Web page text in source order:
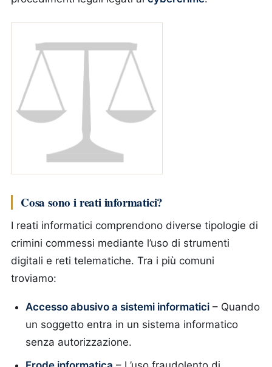
Cosa sono i reati informatici?
I reati informatici comprendono diverse tipologie di
crimini commessi mediante l’uso di strumenti
digitali e reti telematiche. Tra i più comuni
troviamo:
Accesso abusivo a sistemi informatici – Quando
un soggetto entra in un sistema informatico
senza autorizzazione.